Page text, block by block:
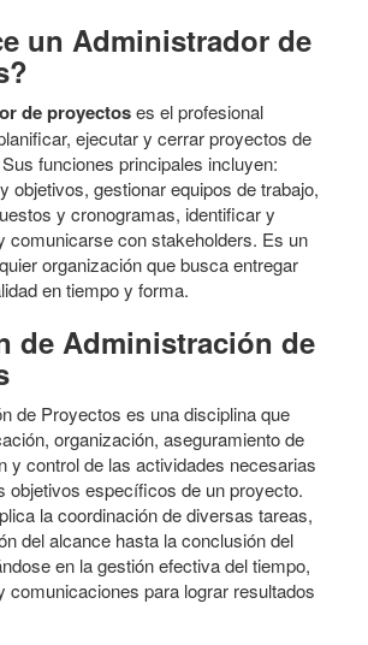
un Administrador de
de proyectoses el profesional
ejecutar y cerrar proyectos de
funciones principales incluyen:
objetivos, gestionar equipos de trabajo,
y cronogramas, identificar y
comunicarse con stakeholders. Es un
organización que busca entregar
en tiempo y forma.
de Administración de
de Proyectos es una disciplina que
organización, aseguramiento de
y control de las actividades necesarias
objetivos específicos de un proyecto.
la coordinación de diversas tareas,
del alcance hasta la conclusión del
en la gestión efectiva del tiempo,
comunicaciones para lograr resultados